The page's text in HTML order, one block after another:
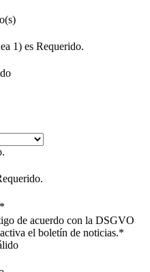
1) es Requerido.
de acuerdo con la DSGVO
el boletín de noticias.*